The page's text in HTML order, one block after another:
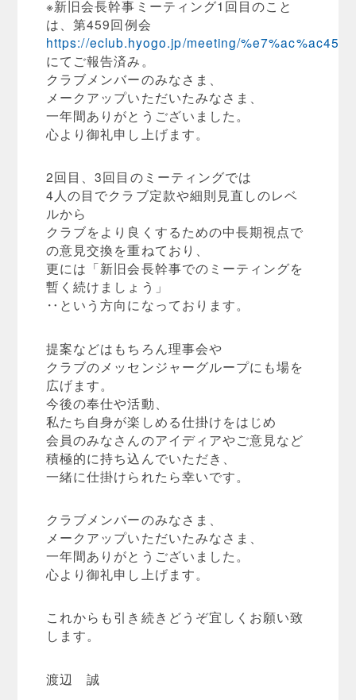
※新旧会長幹事ミーティング1回目のこと
は、第459回例会
https://eclub.hyogo.jp/meeting/
にてご報告済み。
クラブメンバーのみなさま、
メークアップいただいたみなさま、
一年間ありがとうございました。
心より御礼申し上げます。
2回目、3回目のミーティングでは
4人の目でクラブ定款や細則見直しのレベ
ルから
クラブをより良くするための中長期視点で
の意見交換を重ねており、
更には「新旧会長幹事でのミーティングを
暫く続けましょう」
‥という方向になっております。
提案などはもちろん理事会や
クラブのメッセンジャーグループにも場を
広げます。
今後の奉仕や活動、
私たち自身が楽しめる仕掛けをはじめ
会員のみなさんのアイディアやご意見など
積極的に持ち込んでいただき、
一緒に仕掛けられたら幸いです。
クラブメンバーのみなさま、
メークアップいただいたみなさま、
一年間ありがとうございました。
心より御礼申し上げます。
これからも引き続きどうぞ宜しくお願い致
します。
渡辺 誠